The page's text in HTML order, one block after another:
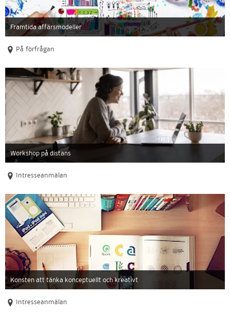
Framtida affärsmodeller
På förfrågan
Workshop på distans
Intresseanmälan
Konsten att tänka konceptuellt och kreativt
Intresseanmälan